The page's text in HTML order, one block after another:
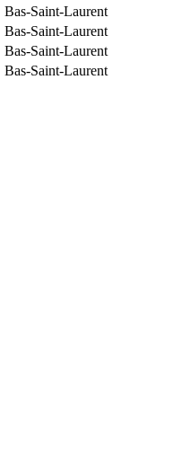
Bas-Saint-Laurent
Bas-Saint-Laurent
Bas-Saint-Laurent
Bas-Saint-Laurent